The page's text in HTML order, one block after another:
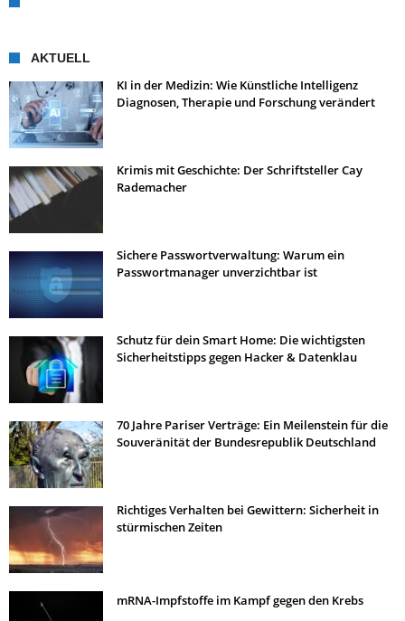
AKTUELL
KI in der Medizin: Wie Künstliche Intelligenz
Diagnosen, Therapie und Forschung verändert
Krimis mit Geschichte: Der Schriftsteller Cay
Rademacher
Sichere Passwortverwaltung: Warum ein
Passwortmanager unverzichtbar ist
Schutz für dein Smart Home: Die wichtigsten
Sicherheitstipps gegen Hacker & Datenklau
70 Jahre Pariser Verträge: Ein Meilenstein für die
Souveränität der Bundesrepublik Deutschland
Richtiges Verhalten bei Gewittern: Sicherheit in
stürmischen Zeiten
mRNA-Impfstoffe im Kampf gegen den Krebs